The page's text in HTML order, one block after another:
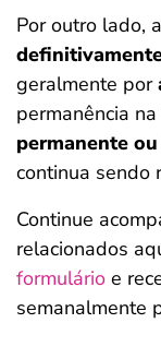
Por outro lado,
geralmente por
permanência
permanente
continua sendo
Continue
relacionados
formulário e
semanalmente